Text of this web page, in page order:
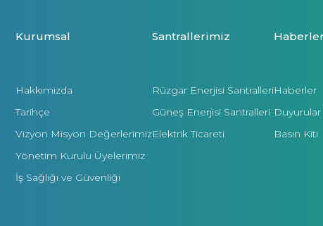
Kurumsal
Hakkımızda
Tarihçe
Vizyon Misyon Değerlerimiz
Yönetim Kurulu Üyelerimiz
İş Sağlığı ve Güvenliği
Santrallerimiz
Rüzgar Enerjisi Santralleri
Güneş Enerjisi Santralleri
Elektrik Ticareti
Haberler
Duyurular
Basın Kiti